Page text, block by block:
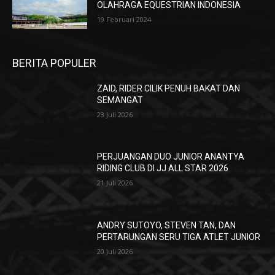
OLAHRAGA EQUESTRIAN INDONESIA
19 Februari 2024
BERITA POPULER
ZAID, RIDER CILIK PENUH BAKAT DAN
SEMANGAT
23 Juli 2026
PERJUANGAN DUO JUNIOR ANANTYA
RIDING CLUB DI JJ ALL STAR 2026
21 Juli 2026
ANDRY SUTOYO, STEVEN TAN, DAN
PERTARUNGAN SERU TIGA ATLET JUNIOR
20 Juli 2026